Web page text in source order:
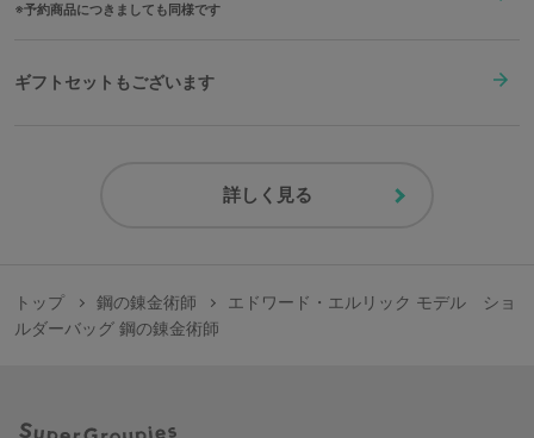
予約商品につきましても同様です
ギフトセットもございます
詳しく見る
トップ 鋼の錬金術師
エドワード・エルリック モデル ショ
ルダーバッグ 鋼の錬金術師